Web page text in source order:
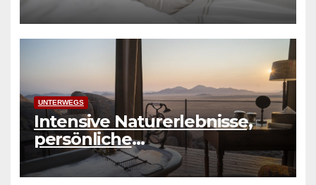
UNTERWEGS
Intensive Naturerlebnisse,
persönliche
Herausforderungen und
authentische Erfahrungen